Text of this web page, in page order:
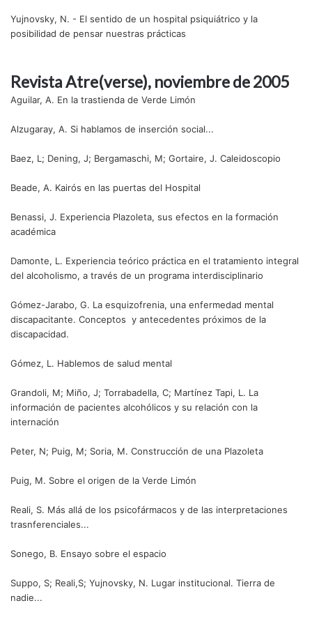
Yujnovsky, N. - El sentido de un hospital psiquiátrico y la
posibilidad de pensar nuestras prácticas
Revista Atre(verse), noviembre de 2005
Aguilar, A. En la trastienda de Verde Limón
Alzugaray, A. Si hablamos de inserción social...
Baez, L; Dening, J; Bergamaschi, M; Gortaire, J. Caleidoscopio
Beade, A. Kairós en las puertas del Hospital
Benassi, J. Experiencia Plazoleta, sus efectos en la formación
académica
Damonte, L. Experiencia teórico práctica en el tratamiento integral
del alcoholismo, a través de un programa interdisciplinario
Gómez-Jarabo, G. La esquizofrenia, una enfermedad mental
discapacitante. Conceptos y antecedentes próximos de la
discapacidad.
Gómez, L. Hablemos de salud mental
Grandoli, M; Miño, J; Torrabadella, C; Martínez Tapi, L. La
información de pacientes alcohólicos y su relación con la
internación
Peter, N; Puig, M; Soria, M. Construcción de una Plazoleta
Puig, M. Sobre el origen de la Verde Limón
Reali, S. Más allá de los psicofármacos y de las interpretaciones
trasnferenciales...
Sonego, B. Ensayo sobre el espacio
Suppo, S; Reali,S; Yujnovsky, N. Lugar institucional. Tierra de
nadie...